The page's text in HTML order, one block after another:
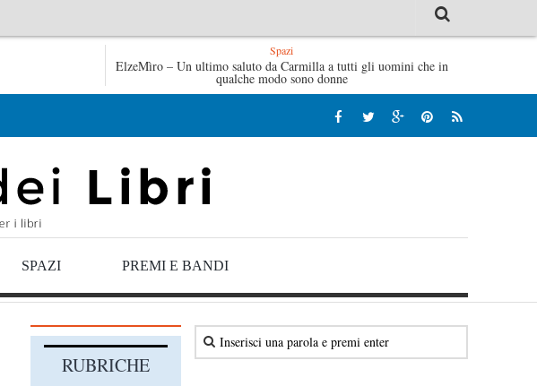
Le anime salve di Fabrizio De André – Jan Gaggetta Tutte le mattine di Sybil –
Spazi
ElzeMìro – Un ultimo saluto da Carmilla a tutti gli uomini che in
qualche modo sono donne
SPAZI PREMI E BANDI
RUBRICHE